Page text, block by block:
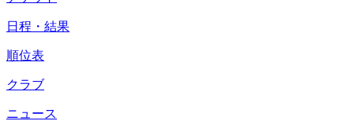
日程・結果
順位表
クラブ
ニュース